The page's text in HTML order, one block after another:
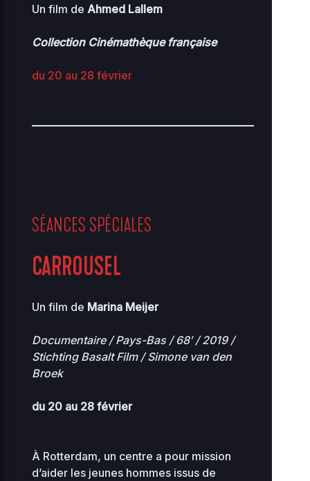
Un film de Ahmed Lallem
Collection Cinémathèque française
du 20 au 28 février
SÉANCES SPÉCIALES
CARROUSEL
Un film de Marina Meijer
Documentaire / Pays-Bas / 68′ / 2019 /
Stichting Basalt Film / Simone van den
Broek
du 20 au 28 février
À Rotterdam, un centre a pour mission
d’aider les jeunes hommes issus de